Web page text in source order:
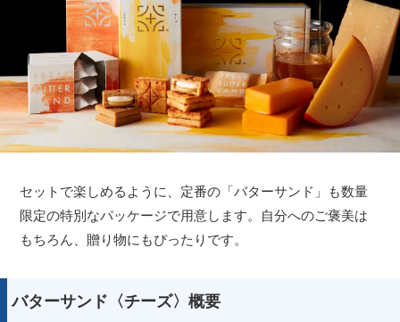
セットで楽しめるように、定番の「バターサンド」も数量
限定の特別なパッケージで用意します。自分へのご褒美は
もちろん、贈り物にもぴったりです。
バターサンド〈チーズ〉概要